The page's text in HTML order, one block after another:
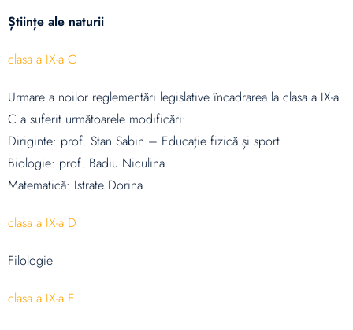
Științe ale naturii
clasa a IX-a C
Urmare a noilor reglementări legislative încadrarea la clasa a IX-a
C a suferit următoarele modificări:
Diriginte: prof. Stan Sabin – Educație fizică și sport
Biologie: prof. Badiu Niculina
Matematică: Istrate Dorina
clasa a IX-a D
Filologie
clasa a IX-a E